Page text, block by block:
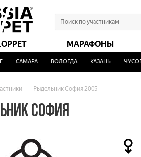
МАРАФОНЫ
САМАРА ВОЛОГДА КАЗАНЬ
- Рыдельник София 2005
СОФИЯ